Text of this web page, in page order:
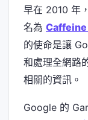
早在 2010 年
名為
的使命是讓
和處理全網路
相關的資訊。
Google 的